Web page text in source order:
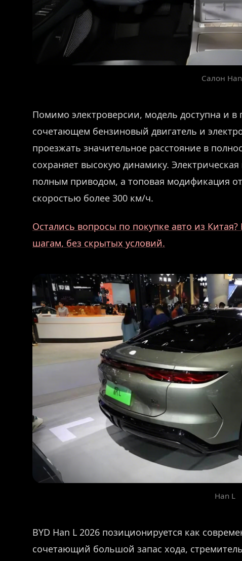
Салон
Помимо электроверсии, модель доступна и в
сочетающем бензиновый двигатель и
проезжать значительное расстояние в
сохраняет высокую динамику.
полным приводом, а топовая модификация
скоростью более 300 км/ч.
Остались вопросы по покупке авто из
шагам, без скрытых условий.
Han L
BYD Han L 2026 позиционируется как
сочетающий большой запас хода,